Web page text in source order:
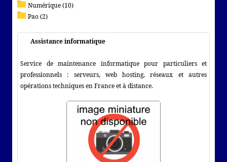
Numérique (10)
Pao (2)
Assistance informatique
Service de maintenance informatique pour particuliers et
professionnels : serveurs, web hosting, réseaux et autres
opérations techniques en France et à distance.